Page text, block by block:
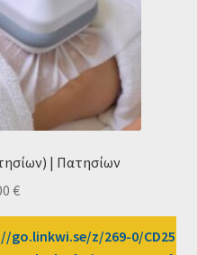
| Πατησίων
€
go.linkwi.se/z/269-0/CD2589/